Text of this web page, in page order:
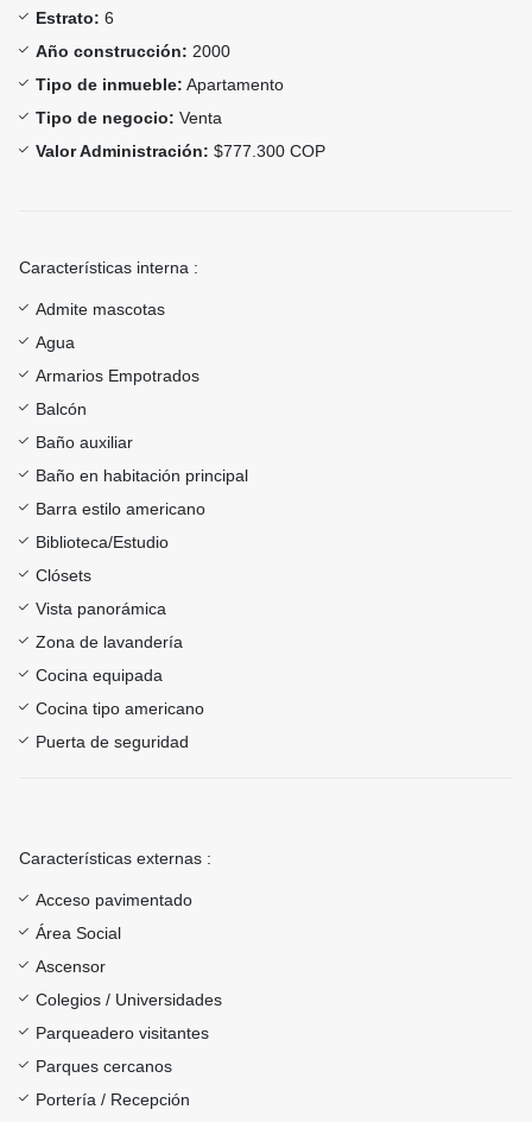
Estrato: 6
Año construcción: 2000
Tipo de inmueble: Apartamento
Tipo de negocio: Venta
Valor Administración: $777.300 COP
Características interna :
Admite mascotas
Agua
Armarios Empotrados
Balcón
Baño auxiliar
Baño en habitación principal
Barra estilo americano
Biblioteca/Estudio
Clósets
Vista panorámica
Zona de lavandería
Cocina equipada
Cocina tipo americano
Puerta de seguridad
Características externas :
Acceso pavimentado
Área Social
Ascensor
Colegios / Universidades
Parqueadero visitantes
Parques cercanos
Portería / Recepción